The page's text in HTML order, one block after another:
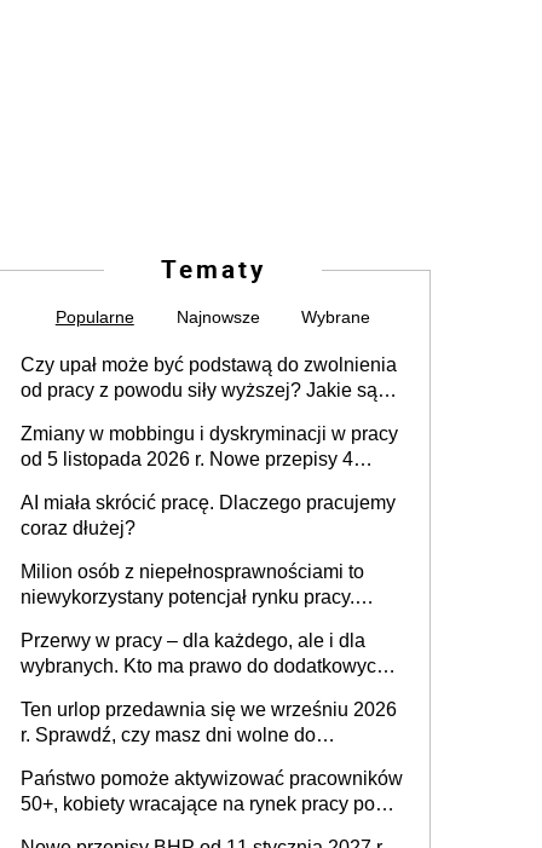
Tematy
Popularne Najnowsze Wybrane
Czy upał może być podstawą do zwolnienia
od pracy z powodu siły wyższej? Jakie są
Zmiany w mobbingu i dyskryminacji w pracy
od 5 listopada 2026 r. Nowe przepisy 4
Ustaw
AI miała skrócić pracę. Dlaczego pracujemy
coraz dłużej?
Milion osób z niepełnosprawnościami to
niewykorzystany potencjał rynku pracy.
dofinansowań czy refundacji, ale bariery po
stronie systemu i świadomości
pracodawców [WYWIAD]
Przerwy w pracy – dla każdego, ale i dla
wybranych. Kto ma prawo do dodatkowych
Ten urlop przedawnia się we wrześniu 2026
r. Sprawdź, czy masz dni wolne do
Państwo pomoże aktywizować pracowników
50+, kobiety wracające na rynek pracy po